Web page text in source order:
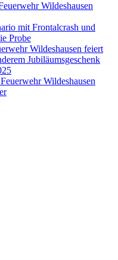
Wildeshausen
mit Frontalcrash und
Probe
Wildeshausen feiert
Jubiläumsgeschenk
Wildeshausen